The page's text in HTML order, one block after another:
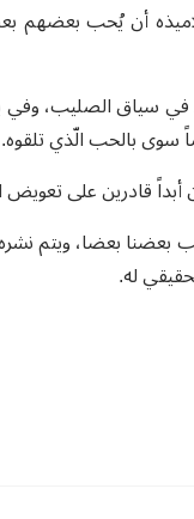
أن يُحب بعضهم
سياق الصليب، وفي
سوى بالحب الّذي تلقوه.
قادرين على تعويض
بعضنا بعضا، ويتم
له.